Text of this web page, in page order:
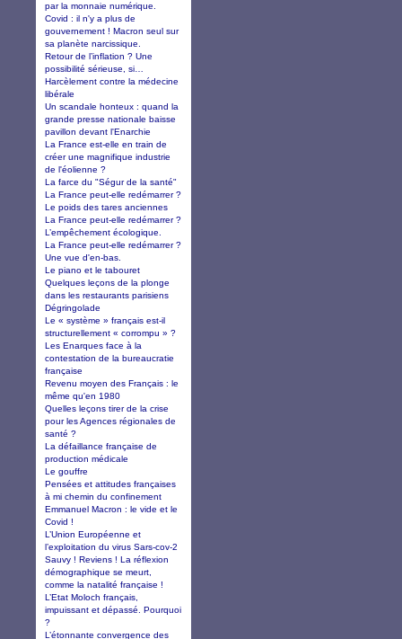
par la monnaie numérique.
Covid : il n'y a plus de
gouvernement ! Macron seul sur
sa planète narcissique.
Retour de l’inflation ? Une
possibilité sérieuse, si…
Harcèlement contre la médecine
libérale
Un scandale honteux : quand la
grande presse nationale baisse
pavillon devant l'Enarchie
La France est-elle en train de
créer une magnifique industrie
de l'éolienne ?
La farce du "Ségur de la santé"
La France peut-elle redémarrer ?
Le poids des tares anciennes
La France peut-elle redémarrer ?
L’empêchement écologique.
La France peut-elle redémarrer ?
Une vue d'en-bas.
Le piano et le tabouret
Quelques leçons de la plonge
dans les restaurants parisiens
Dégringolade
Le « système » français est-il
structurellement « corrompu » ?
Les Enarques face à la
contestation de la bureaucratie
française
Revenu moyen des Français : le
même qu'en 1980
Quelles leçons tirer de la crise
pour les Agences régionales de
santé ?
La défaillance française de
production médicale
Le gouffre
Pensées et attitudes françaises
à mi chemin du confinement
Emmanuel Macron : le vide et le
Covid !
L’Union Européenne et
l’exploitation du virus Sars-cov-2
Sauvy ! Reviens ! La réflexion
démographique se meurt,
comme la natalité française !
L’Etat Moloch français,
impuissant et dépassé. Pourquoi
?
L’étonnante convergence des